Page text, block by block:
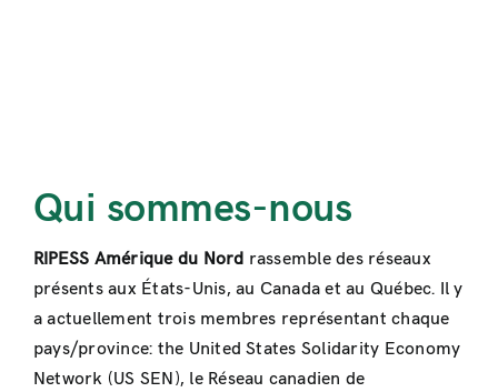
Qui sommes-nous
RIPESS Amérique du Nord rassemble des réseaux
présents aux États-Unis, au Canada et au Québec. Il y
a actuellement trois membres représentant chaque
pays/province: the United States Solidarity Economy
Network (US SEN), le Réseau canadien de